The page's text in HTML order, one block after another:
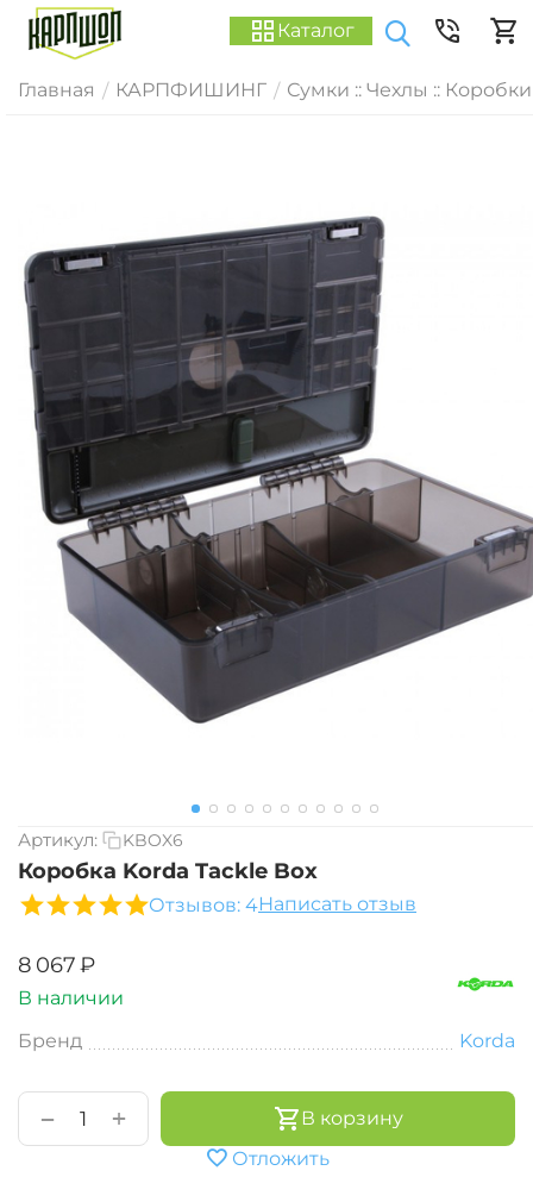
Каталог
Главная / КАРПФИШИНГ / Сумки :: Чехлы :: Коробки
Артикул: KBOX6
Коробка Korda Tackle Box
Отзывов: 4Написать отзыв
‍8 067‍₽
В наличии
Бренд
Korda
+
−
В корзину
Отложить